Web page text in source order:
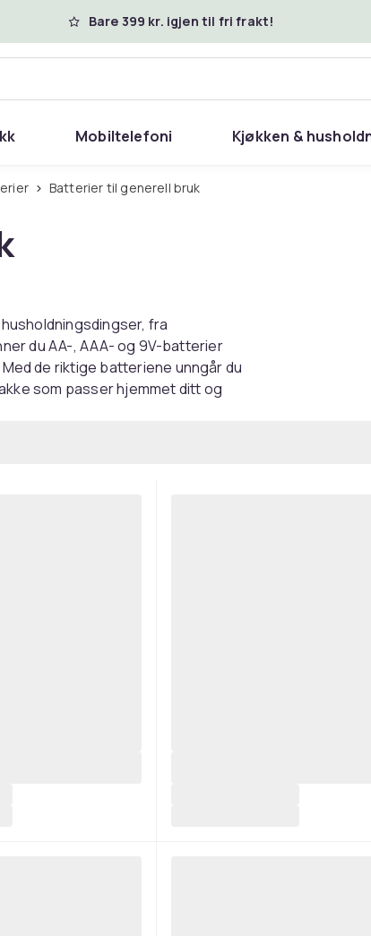
Bare 399 kr. igjen til fri frakt!
Mobiltelefoni Kjøkken &
Batterier til generell bruk
fra
du AA-, AAA- og 9V-batterier
de riktige batteriene unngår du
som passer hjemmet ditt og